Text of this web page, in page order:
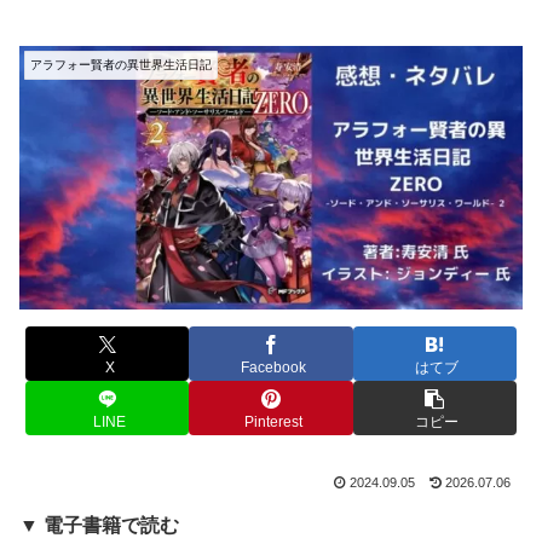
アラフォー賢者の異世界生活日記
X Facebook はてブ
LINE Pinterest コピー
2024.09.05 2026.07.06
▼ 電子書籍で読む